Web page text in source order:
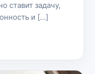
ставит задачу,
и […]